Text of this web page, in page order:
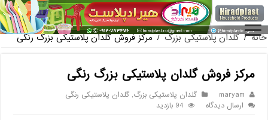
فروش گلدان پلاستیکی گل
خانه / گلدان پلاستیکی بزرگ / مرکز فروش گلدان پلاستیکی بزرگ رنگی
مرکز فروش گلدان پلاستیکی بزرگ رنگی
maryam گلدان پلاستیکی بزرگ,گلدان پلاستیکی رنگی
ارسال دیدگاه
94 بازدید